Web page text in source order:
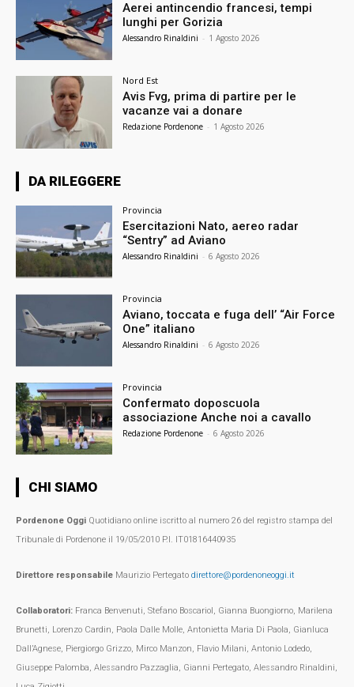
Aerei antincendio francesi, tempi
lunghi per Gorizia
Alessandro Rinaldini - 1 Agosto 2026
Nord Est
Avis Fvg, prima di partire per le
vacanze vai a donare
Redazione Pordenone - 1 Agosto 2026
DA RILEGGERE
Provincia
Esercitazioni Nato, aereo radar
“Sentry” ad Aviano
Alessandro Rinaldini - 6 Agosto 2026
Provincia
Aviano, toccata e fuga dell’ “Air Force
One” italiano
Alessandro Rinaldini - 6 Agosto 2026
Provincia
Confermato doposcuola
associazione Anche noi a cavallo
Redazione Pordenone - 6 Agosto 2026
CHI SIAMO
Pordenone Oggi Quotidiano online iscritto al numero 26 del registro stampa del
Tribunale di Pordenone il 19/05/2010 P.I. IT01816440935
Direttore responsabile Maurizio Pertegato direttore@pordenoneoggi.it
Collaboratori: Franca Benvenuti, Stefano Boscariol, Gianna Buongiorno, Marilena
Brunetti, Lorenzo Cardin, Paola Dalle Molle, Antonietta Maria Di Paola, Gianluca
Dall’Agnese, Piergiorgo Grizzo, Mirco Manzon, Flavio Milani, Antonio Lodedo,
Giuseppe Palomba, Alessandro Pazzaglia, Gianni Pertegato, Alessandro Rinaldini,